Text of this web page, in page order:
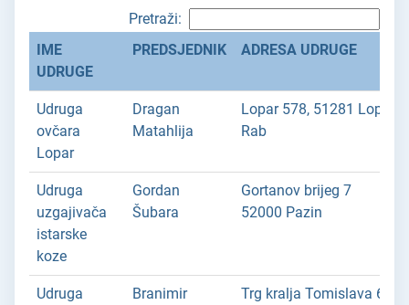
Pretraži:
IME
UDRUGE
PREDSJEDNIK ADRESA UDRUGE
Udruga
ovčara
Lopar
Dragan
Matahlija
Lopar 578, 51281 Lopar,
Rab
Udruga
uzgajivača
istarske
koze
Gordan
Šubara
Gortanov brijeg 7
52000 Pazin
Udruga
Branimir
Trg kralja Tomislava 6